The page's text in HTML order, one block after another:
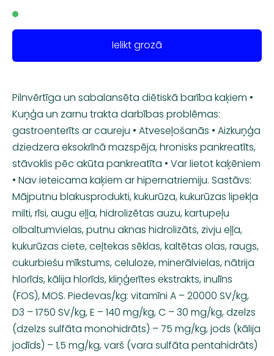
Ielikt grozā
Pilnvērtīga un sabalansēta diētiskā barība kaķiem •
Kuņģa un zarnu trakta darbības problēmas:
gastroenterīts ar caureju • Atveseļošanās • Aizkuņģa
dziedzera eksokrīnā mazspēja, hronisks pankreatīts,
stāvoklis pēc akūta pankreatīta • Var lietot kaķēniem
• Nav ieteicama kaķiem ar hipernatriemiju. Sastāvs:
Mājputnu blakusprodukti, kukurūza, kukurūzas lipekļa
milti, rīsi, augu eļļa, hidrolizētas auzu, kartupeļu
olbaltumvielas, putnu aknas hidrolizāts, zivju eļļa,
kukurūzas ciete, ceļtekas sēklas, kaltētas olas, raugs,
cukurbiešu mīkstums, celuloze, minerālvielas, nātrija
hlorīds, kālija hlorīds, kliņģerītes ekstrakts, inulīns
(FOS), MOS. Piedevas/kg: vitamīni A – 20000 SV/kg,
D3 – 1750 SV/kg, E – 140 mg/kg, C – 30 mg/kg, dzelzs
(dzelzs sulfāta monohidrāts) – 75 mg/kg, jods (kālija
jodīds) – 1,5 mg/kg, varš (vara sulfāta pentahidrāts)